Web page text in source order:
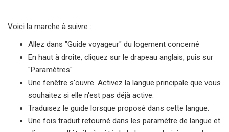
Voici la marche à suivre :
Allez dans "Guide voyageur" du logement concerné
En haut à droite, cliquez sur le drapeau anglais, puis sur
"Paramètres"
Une fenêtre s'ouvre. Activez la langue principale que vous
souhaitez si elle n'est pas déjà active.
Traduisez le guide lorsque proposé dans cette langue.
Une fois traduit retourné dans les paramètre de langue et